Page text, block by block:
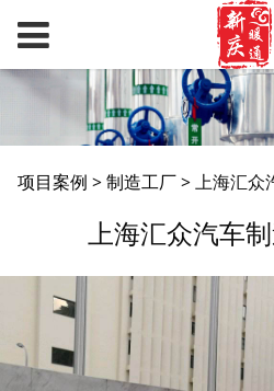
上海汇众汽
公司
项目案例 >制造工厂>上海汇众
上海汇众汽车